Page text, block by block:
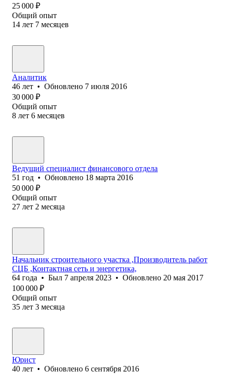
25 000 ₽
Общий опыт
14 лет 7 месяцев
Аналитик
46 лет • Обновлено 7 июля 2016
30 000 ₽
Общий опыт
8 лет 6 месяцев
Ведущий специалист финансового отдела
51 год • Обновлено 18 марта 2016
50 000 ₽
Общий опыт
27 лет 2 месяца
Начальник строительного участка ,Производитель работ
СЦБ ,Контактная сеть и энергетика,
64 года • Был 7 апреля 2023 • Обновлено 20 мая 2017
100 000 ₽
Общий опыт
35 лет 3 месяца
Юрист
40 лет • Обновлено 6 сентября 2016